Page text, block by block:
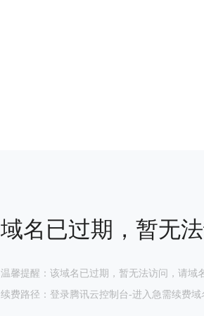
域名已过期，暂无
温馨提醒：该域名已过期，暂无法访问，请域
续费路径：登录腾讯云控制台-进入急需续费